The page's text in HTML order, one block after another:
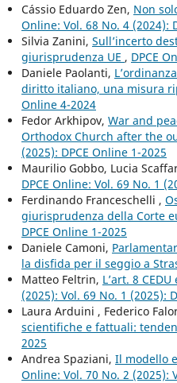
Cássio Eduardo Zen, Non
Online: Vol. 68 No. 4 (2024):
Silvia Zanini, Sull’incerto
giurisprudenza UE , DPCE
Daniele Paolanti,
diritto italiano, una misura
Online 4-2024
Fedor Arkhipov, War and
Orthodox Church after the
(2025): DPCE Online 1-2025
Maurilio Gobbo, Lucia
DPCE Online: Vol. 69 No. 1
Ferdinando Franceschelli ,
giurisprudenza della Corte
DPCE Online 1-2025
Daniele Camoni,
la disfida per il seggio a
Matteo Feltrin, L’art. 8
(2025): Vol. 69 No. 1 (2025):
Laura Arduini , Federico
scientifiche e fattuali:
2025
Andrea Spaziani, Il modello
Online: Vol. 70 No. 2 (2025):